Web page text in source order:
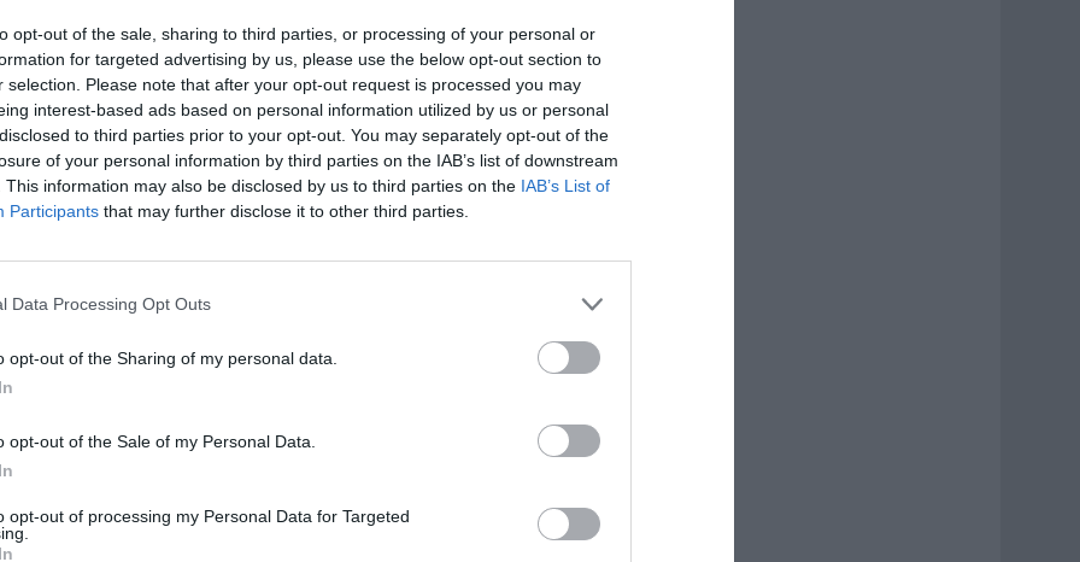
opt-out of the sale, sharing to third parties, or processing of your personal or
for targeted advertising by us, please use the below opt-out section to
selection. Please note that after your opt-out request is processed you may
interest-based ads based on personal information utilized by us or personal
to third parties prior to your opt-out. You may separately opt-out of the
of your personal information by third parties on the IAB’s list of downstream
This information may also be disclosed by us to third parties on the IAB’s List of
Participants that may further disclose it to other third parties.
Data Processing Opt Outs
opt-out of the Sharing of my personal data.
opt-out of the Sale of my Personal Data.
opt-out of processing my Personal Data for Targeted
cere Guvernului Bolojan să